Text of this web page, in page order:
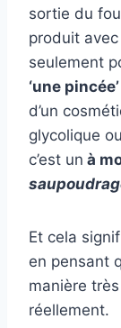
sortie du
produit
seulement
‘une
d’un
glycolique
c’est un à
Et cela
en pensant
manière
réellement.